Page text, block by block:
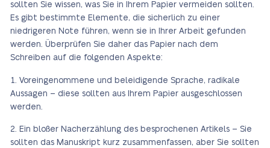
sollten Sie wissen, was Sie in Ihrem Papier vermeiden sollten.
Es gibt bestimmte Elemente, die sicherlich zu einer
niedrigeren Note führen, wenn sie in Ihrer Arbeit gefunden
werden. Überprüfen Sie daher das Papier nach dem
Schreiben auf die folgenden Aspekte:
Voreingenommene und beleidigende Sprache, radikale
Aussagen – diese sollten aus Ihrem Papier ausgeschlossen
werden.
Ein bloßer Nacherzählung des besprochenen Artikels – Sie
sollten das Manuskript kurz zusammenfassen, aber Sie sollten